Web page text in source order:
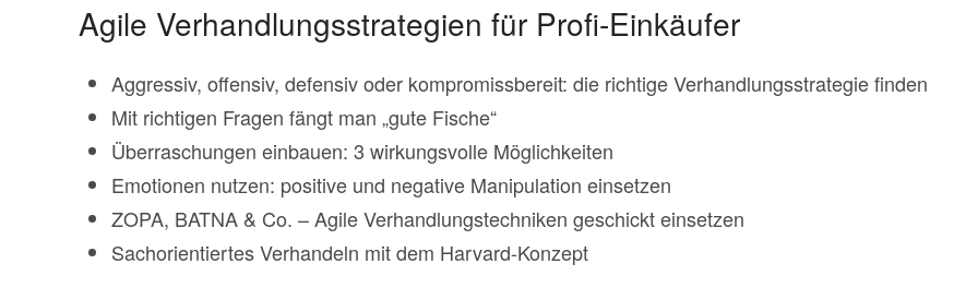
Agile Verhandlungsstrategien für Profi-Einkäufer
Aggressiv, offensiv, defensiv oder kompromissbereit: die richtige Verhandlungsstrategie finden
Mit richtigen Fragen fängt man „gute Fische“
Überraschungen einbauen: 3 wirkungsvolle Möglichkeiten
Emotionen nutzen: positive und negative Manipulation einsetzen
ZOPA, BATNA & Co. – Agile Verhandlungstechniken geschickt einsetzen
Sachorientiertes Verhandeln mit dem Harvard-Konzept